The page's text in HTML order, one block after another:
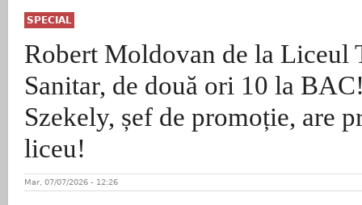
SPECIAL
Robert Moldovan de la Liceul
Sanitar, de două ori 10 la
Szekely, șef de promoție, are
liceu!
Mar, 07/07/2026 - 12:26